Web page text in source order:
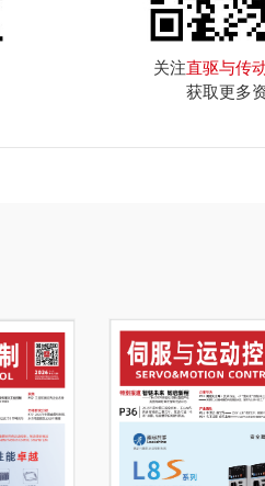
关注直驱与传
获取更多